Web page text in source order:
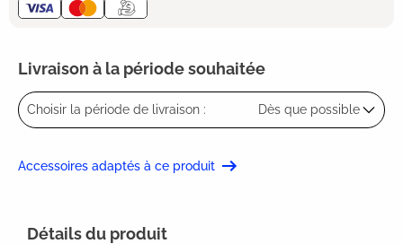
Livraison à la période souhaitée
Choisir la période de livraison : Dès que possible
Accessoires adaptés à ce produit
Détails du produit